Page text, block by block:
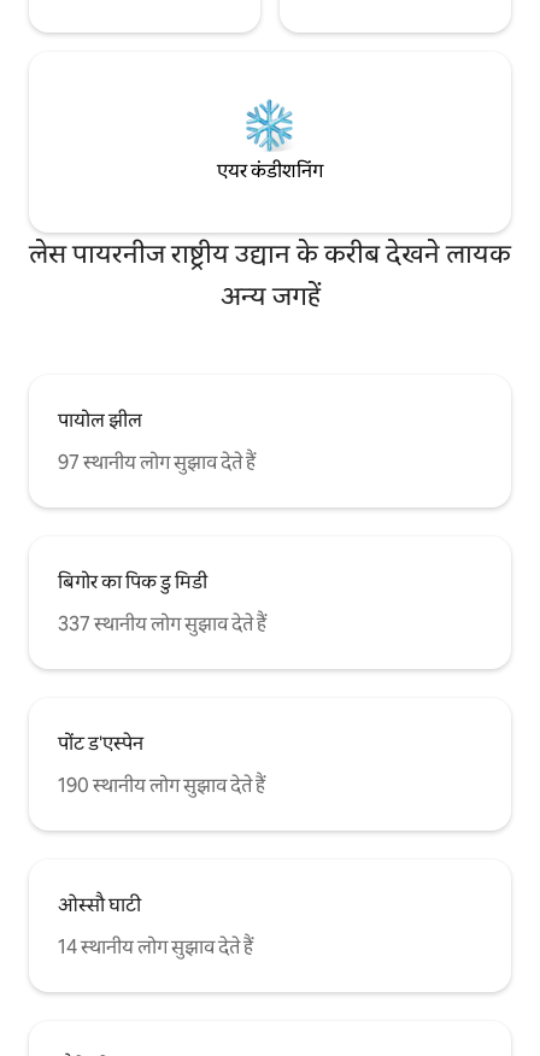
एयर कंडीशनिंग
लेस पायरनीज राष्ट्रीय उद्यान के करीब देखने लायक
अन्य जगहें
पायोल झील
97 स्थानीय लोग सुझाव देते हैं
बिगोर का पिक डु मिडी
337 स्थानीय लोग सुझाव देते हैं
पोंट ड'एस्पेन
190 स्थानीय लोग सुझाव देते हैं
ओस्सौ घाटी
14 स्थानीय लोग सुझाव देते हैं